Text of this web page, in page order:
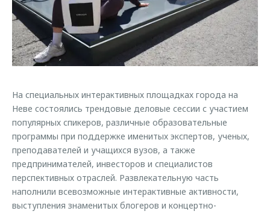
Кредитные программы
Страхование
Кредитный калькулятор
Одежда и сувениры
Оригинальные аксессуары
Запчасти
Трейд-ин
Калькулятор трейд-ин
Гарантия
Дополнительная техническая поддержка
Руководства по эксплуатации
Клиентская поддержка
O&J Автоклуб
Клуб владельцев OMODA
Приложение O&J
Аксессуары
Одежда и сувениры
Оригинальные аксессуары
Запчасти
Обратная связь
На специальных интерактивных площадках города на
Неве состоялись трендовые деловые сессии с участием
популярных спикеров, различные образовательные
программы при поддержке именитых экспертов, ученых,
преподавателей и учащихся вузов, а также
предпринимателей, инвесторов и специалистов
перспективных отраслей. Развлекательную часть
наполнили всевозможные интерактивные активности,
выступления знаменитых блогеров и концертно-